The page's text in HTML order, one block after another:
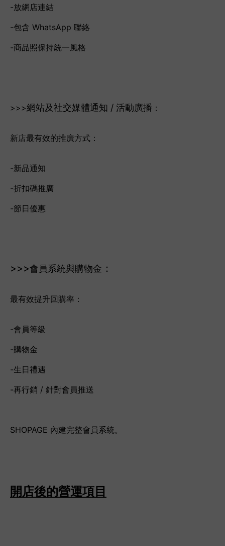
-放網店連結
-包含 WhatsApp 聯絡
-商品照保持統一風格
>>>網站及社交媒體通知 / 活動廣播 ：
新店最有效的推廣方式：
-新品通知
-折扣碼推廣
-節日優惠
>>>會員系統與購物金 ：
最有效提升回購率：
-會員等級
-購物金
-生日禮遇
-再行銷 / 針對會員推送
SHOPAGE 內建完整會員系統。
開店後的營運項目